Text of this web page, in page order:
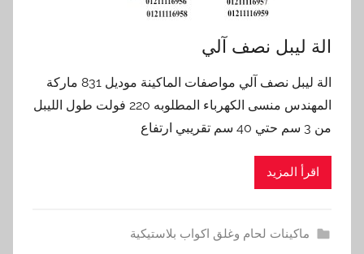
الة ليبل نصف آلي
الة ليبل نصف آلي مواصفات الماكينة موديل 831 ماركة
المهندس منسى الكهرباء المطلوبه 220 فولت طول الليبل
من 3 سم حتي 40 سم تقريبي ارتفاع
اقرأ المزيد
ماكينات لحام وغلق اكواب بلاستيكية